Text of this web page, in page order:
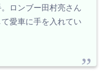
ロンブー田村亮さん
愛車に手を入れてい